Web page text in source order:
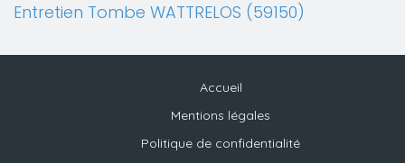
Entretien Tombe WATTRELOS (59150)
Accueil
Mentions légales
Politique de confidentialité